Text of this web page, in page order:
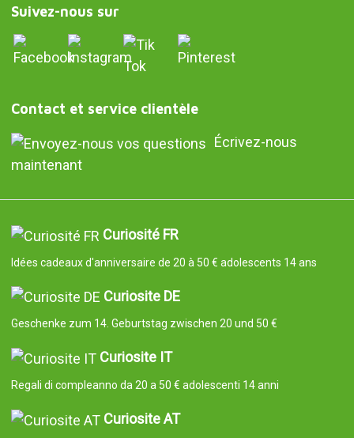
Suivez-nous sur
Contact et service clientèle
Écrivez-nous
maintenant
Curiosité FR
Idées cadeaux d'anniversaire de 20 à 50 € adolescents 14 ans
Curiosite DE
Geschenke zum 14. Geburtstag zwischen 20 und 50 €
Curiosite IT
Regali di compleanno da 20 a 50 € adolescenti 14 anni
Curiosite AT